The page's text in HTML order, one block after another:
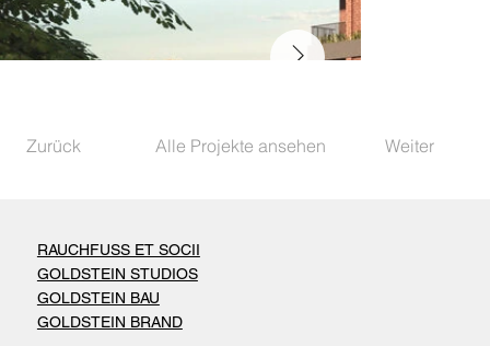
Zurück Alle Projekte ansehen Weiter
RAUCHFUSS ET SOCII
GOLDSTEIN STUDIOS
GOLDSTEIN BAU
GOLDSTEIN BRAND